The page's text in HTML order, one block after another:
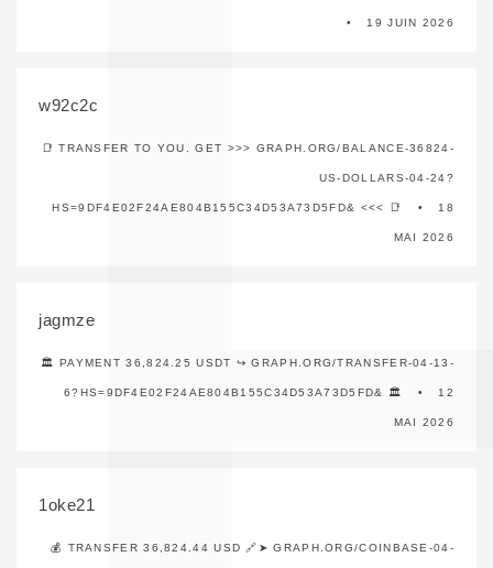
19 JUIN 2026
w92c2c
📑 TRANSFER TO YOU. GET >>> GRAPH.ORG/BALANCE-36824-
US-DOLLARS-04-24?
HS=9DF4E02F24AE804B155C34D53A73D5FD& <<< 📑 18
MAI 2026
jagmze
🏛️ PAYMENT 36,824.25 USDT ↪ GRAPH.ORG/TRANSFER-04-13-
6?HS=9DF4E02F24AE804B155C34D53A73D5FD& 🏛️ 12
MAI 2026
1oke21
💰 TRANSFER 36,824.44 USD 🔗➤ GRAPH.ORG/COINBASE-04-